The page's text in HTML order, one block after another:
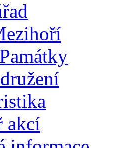
akcí